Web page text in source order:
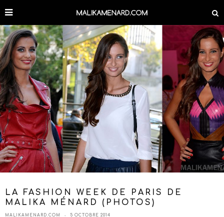
LA FASHION WEEK DE PARIS DE
MALIKA MÉNARD (PHOTOS)
MALIKAMENARD.COM 5 OCTOBRE 2014